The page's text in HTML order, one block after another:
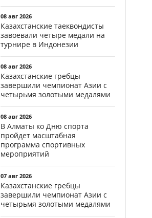
08 авг 2026
Казахстанские таеквондисты
завоевали четыре медали на
турнире в Индонезии
08 авг 2026
Казахстанские гребцы
завершили чемпионат Азии с
четырьмя золотыми медалями
08 авг 2026
В Алматы ко Дню спорта
пройдет масштабная
программа спортивных
мероприятий
07 авг 2026
Казахстанские гребцы
завершили чемпионат Азии с
четырьмя золотыми медалями